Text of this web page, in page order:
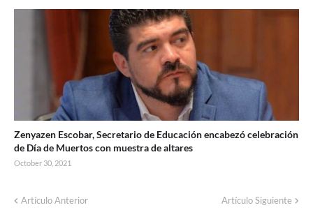
Zenyazen Escobar, Secretario de Educación encabezó celebración
de Día de Muertos con muestra de altares
October 30, 2021
Artículo Anterior Artículo Siguiente